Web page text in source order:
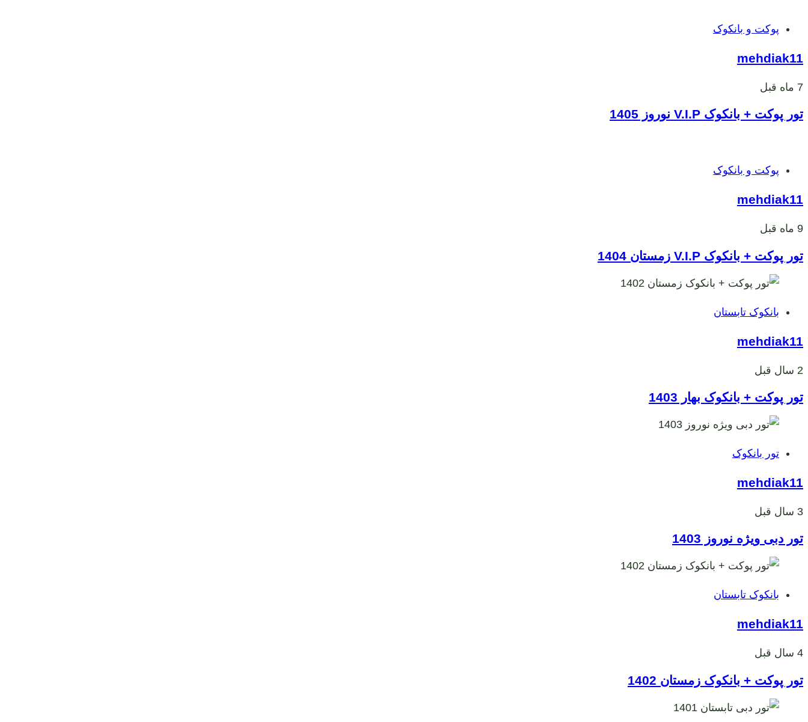
برچسبپوکت و بانکوک
mehdiak11
7 ماه قبل
تور پوکت + بانکوک V.I.P نوروز 1405
برچسبپوکت و بانکوک
mehdiak11
9 ماه قبل
تور پوکت + بانکوک V.I.P زمستان 1404
برچسببانکوک تابستان
mehdiak11
2 سال قبل
تور پوکت + بانکوک بهار 1403
برچسبتور بانکوک
mehdiak11
3 سال قبل
تور دبی ویژه نوروز 1403
برچسببانکوک تابستان
mehdiak11
4 سال قبل
تور پوکت + بانکوک زمستان 1402